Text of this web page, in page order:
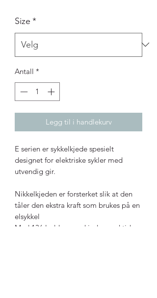
Size *
Antall *
Legg til i handlekurv
E serien er sykkelkjede spesielt
designet for elektriske sykler med
utvendig gir.
Nikkelkjeden er forsterket slik at den
tåler den ekstra kraft som brukes på en
elsykkel
Med 136 ledd passer kjeden praktisk